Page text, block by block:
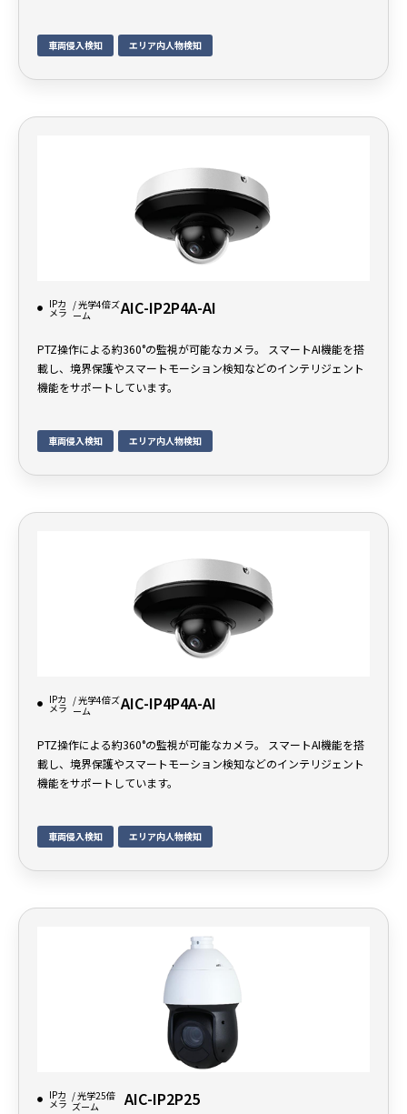
車両侵入検知 エリア内人物検知
IPカ
メラ
/ 光学4倍ズ
ーム
AIC-IP2P4A-AI
PTZ操作による約360°の監視が可能なカメラ。 スマートAI機能を搭
載し、境界保護やスマートモーション検知などのインテリジェント
機能をサポートしています。
車両侵入検知 エリア内人物検知
IPカ
メラ
/ 光学4倍ズ
ーム
AIC-IP4P4A-AI
PTZ操作による約360°の監視が可能なカメラ。 スマートAI機能を搭
載し、境界保護やスマートモーション検知などのインテリジェント
機能をサポートしています。
車両侵入検知 エリア内人物検知
IPカ
メラ
/ 光学25倍
ズーム
AIC-IP2P25